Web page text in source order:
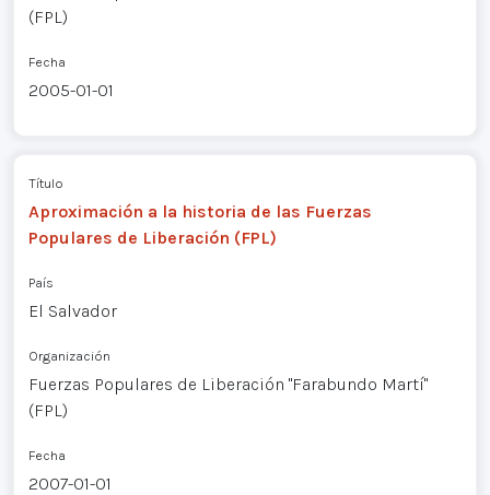
(FPL)
Fecha
2005-01-01
Título
Aproximación a la historia de las Fuerzas
Populares de Liberación (FPL)
País
El Salvador
Organización
Fuerzas Populares de Liberación "Farabundo Martí"
(FPL)
Fecha
2007-01-01